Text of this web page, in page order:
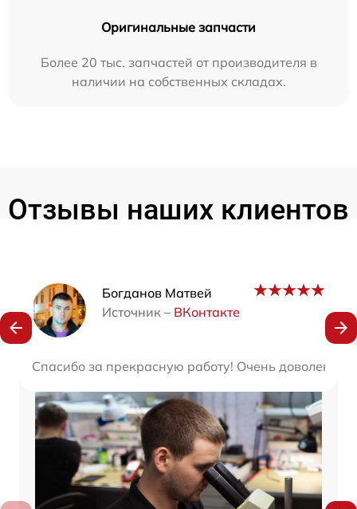
Оригинальные запчасти
Более 20 тыс. запчастей от производителя в
наличии на собственных складах.
Отзывы наших клиентов
Богданов Матвей
Источник – ВКонтакте
Спасибо за прекрасную работу! Очень доволен
Наши мастера